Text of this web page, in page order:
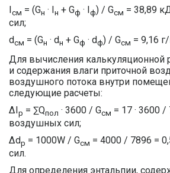
см = (Gн · I н + Gф · I ф) / Gсм = 38,89
сил;
dсм = (Gн · dн + Gф · dф) / Gсм = 9,16
Для вычисления калькуляционной
и содержания влаги приточной
воздушного потока внутри
следующие расчеты:
ΔIр = ∑Qпол · 3600 / Gсм = 17 · 3600
воздушных сил;
Δdр = 1000W / Gсм = 4000 / 7896 =
сил.
Для определения энтальпии,